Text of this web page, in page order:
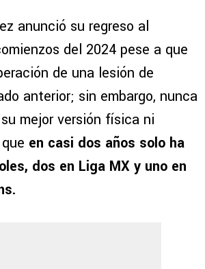
anunció su regreso al
del 2024 pese a que
de una lesión de
anterior; sin embargo, nunca
mejor versión física ni
en casi dos años solo ha
dos en Liga MX y uno en